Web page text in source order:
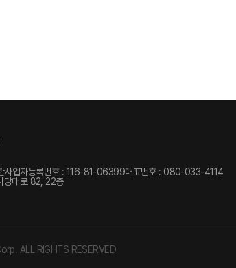
사업자등록번호 : 116-81-06399대표번호 : 080-033-4114
당대로 82, 22층
ALL RIGHTS RESERVED